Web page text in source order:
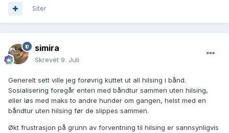
Siter
simira
Skrevet 9. Juli
Generelt sett ville jeg forøvrig kuttet ut all hilsing i bånd.
Sosialisering foregår enten med båndtur sammen uten hilsing,
eller løs med maks to andre hunder om gangen, helst med en
båndtur uten hilsing før de slippes sammen.
Økt frustrasjon på grunn av forventning til hilsing er sannsynligvis